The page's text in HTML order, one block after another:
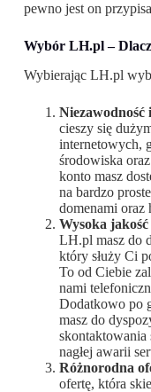
pewno jest on
Wybór LH.pl –
Wybierając LH.pl
Niezawodność
cieszy się
internetowych,
środowiska
konto masz
na bardzo
domenami oraz
Wysoka jakość
LH.pl masz do
który służy Ci
To od Ciebie
nami
Dodatkowo po
masz do
skontaktowania
nagłej awarii
Różnorodna
ofertę, która